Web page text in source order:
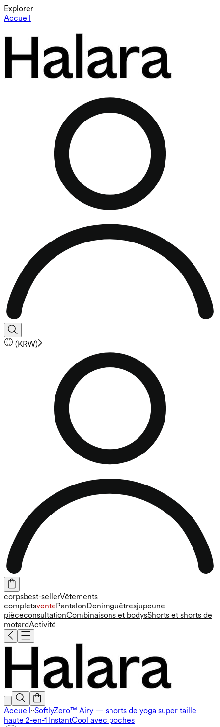
Explorer
Accueil
(KRW)
corpsbest-sellerVêtements
completsvente Pantalon Denimguêtresjupeune
pièceconsultationCombinaisons et bodysShorts et shorts de
motardActivité
Accueil ··SoftlyZero™ Airy — shorts de yoga super taille
haute 2-en-1 InstantCool avec poches